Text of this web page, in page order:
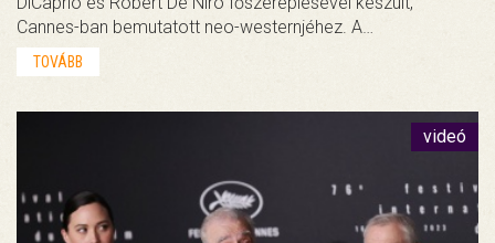
Cannes-ban bemutatott neo-westernjéhez. A…
TOVÁBB
videó